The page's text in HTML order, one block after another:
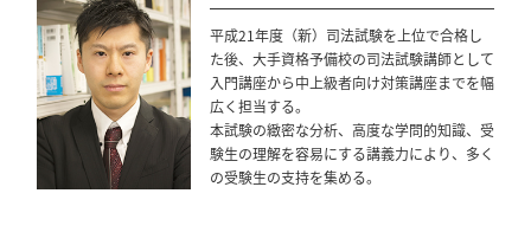
平成21年度（新）司法試験を上位で合格し
た後、大手資格予備校の司法試験講師として
入門講座から中上級者向け対策講座までを幅
広く担当する。
本試験の緻密な分析、高度な学問的知識、受
験生の理解を容易にする講義力により、多く
の受験生の支持を集める。